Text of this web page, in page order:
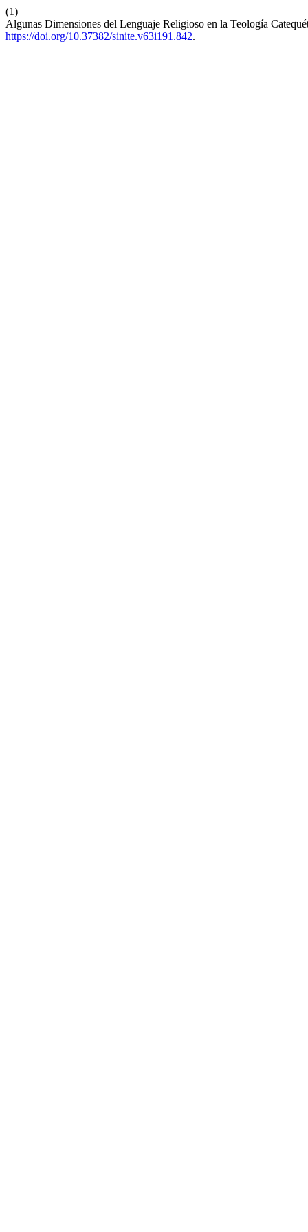
(1)
Algunas Dimensiones del Lenguaje Religioso en la Teología
https://doi.org/10.37382/sinite.v63i191.842.